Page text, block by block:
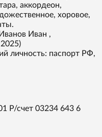
аккордеон,
хоровое,
Иван ,
личность: паспорт РФ,
Р/счет 03234 643 6